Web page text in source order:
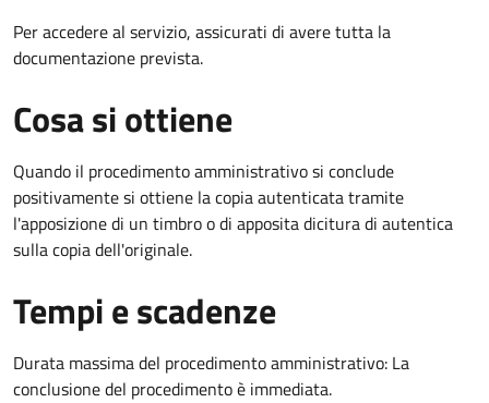
Per accedere al servizio, assicurati di avere tutta la
documentazione prevista.
Cosa si ottiene
Quando il procedimento amministrativo si conclude
positivamente si ottiene la copia autenticata tramite
l'apposizione di un timbro o di apposita dicitura di autentica
sulla copia dell'originale.
Tempi e scadenze
Durata massima del procedimento amministrativo: La
conclusione del procedimento è immediata.